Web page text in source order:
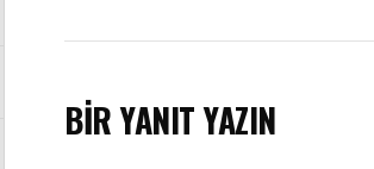
BIR YANIT YAZIN